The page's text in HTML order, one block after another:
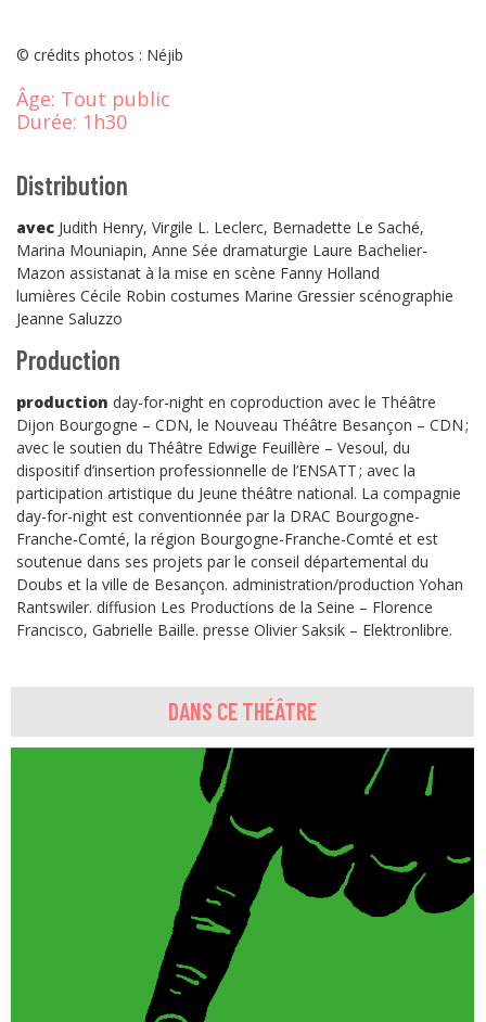
© crédits photos : Néjib
Âge: Tout public
Durée: 1h30
Distribution
avec Judith Henry, Virgile L. Leclerc, Bernadette Le Saché,
Marina Mouniapin, Anne Sée dramaturgie Laure Bachelier-
Mazon assistanat à la mise en scène Fanny Holland
lumières Cécile Robin costumes Marine Gressier scénographie
Jeanne Saluzzo
Production
production day-for-night en coproduction avec le Théâtre
Dijon Bourgogne – CDN, le Nouveau Théâtre Besançon – CDN ;
avec le soutien du Théâtre Edwige Feuillère – Vesoul, du
dispositif d’insertion professionnelle de l’ENSATT ; avec la
participation artistique du Jeune théâtre national. La compagnie
day-for-night est conventionnée par la DRAC Bourgogne-
Franche-Comté, la région Bourgogne-Franche-Comté et est
soutenue dans ses projets par le conseil départemental du
Doubs et la ville de Besançon. administration/production Yohan
Rantswiler. diffusion Les Productions de la Seine – Florence
Francisco, Gabrielle Baille. presse Olivier Saksik – Elektronlibre.
DANS CE THÉÂTRE